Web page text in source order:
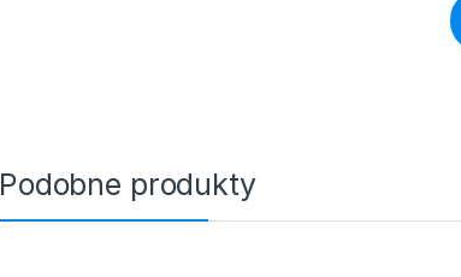
Podobne produkty